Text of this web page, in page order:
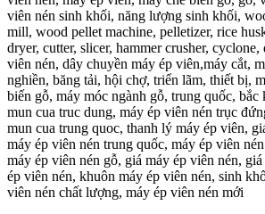
viên nén sinh khối, năng lượng sinh khối,
mill, wood pellet machine, pelletizer, rice
dryer, cutter, slicer, hammer crusher,
viên nén, dây chuyền máy ép viên,máy cắt,
nghiền, băng tải, hội chợ, triển lãm, thiết bị,
biến gỗ, máy móc ngành gỗ, trung quốc, bắc
mun cua truc dung, máy ép viên nén trục
mun cua trung quoc, thanh lý máy ép viên,
máy ép viên nén trung quốc, máy ép viên
máy ép viên nén gỗ, giá máy ép viên nén,
ép viên nén, khuôn máy ép viên nén, sinh
viên nén chất lượng, máy ép viên nén mới